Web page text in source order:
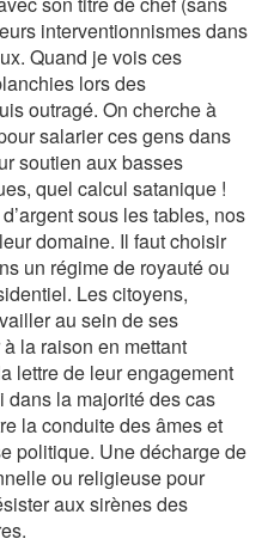
interventionnismes dans
Quand je vois ces
lors des
outragé. On cherche à
salarier ces gens dans
soutien aux basses
quel calcul satanique !
sous les tables, nos
domaine. Il faut choisir
un régime de royauté ou
Les citoyens,
au sein de ses
la raison en mettant
lettre de leur engagement
la majorité des cas
la conduite des âmes et
politique. Une décharge de
ou religieuse pour
aux sirènes des